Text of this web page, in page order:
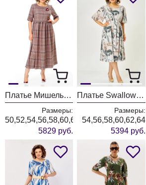
Платье Мишель Шик 2132-2 брусничный + клетка
Размеры:
50,52,54,56,58,60,62,64,66
5829 руб.
Платье Swallow 827-3 серый+принт "Коричневые листья "
Размеры:
54,56,58,60,62,64
5394 руб.